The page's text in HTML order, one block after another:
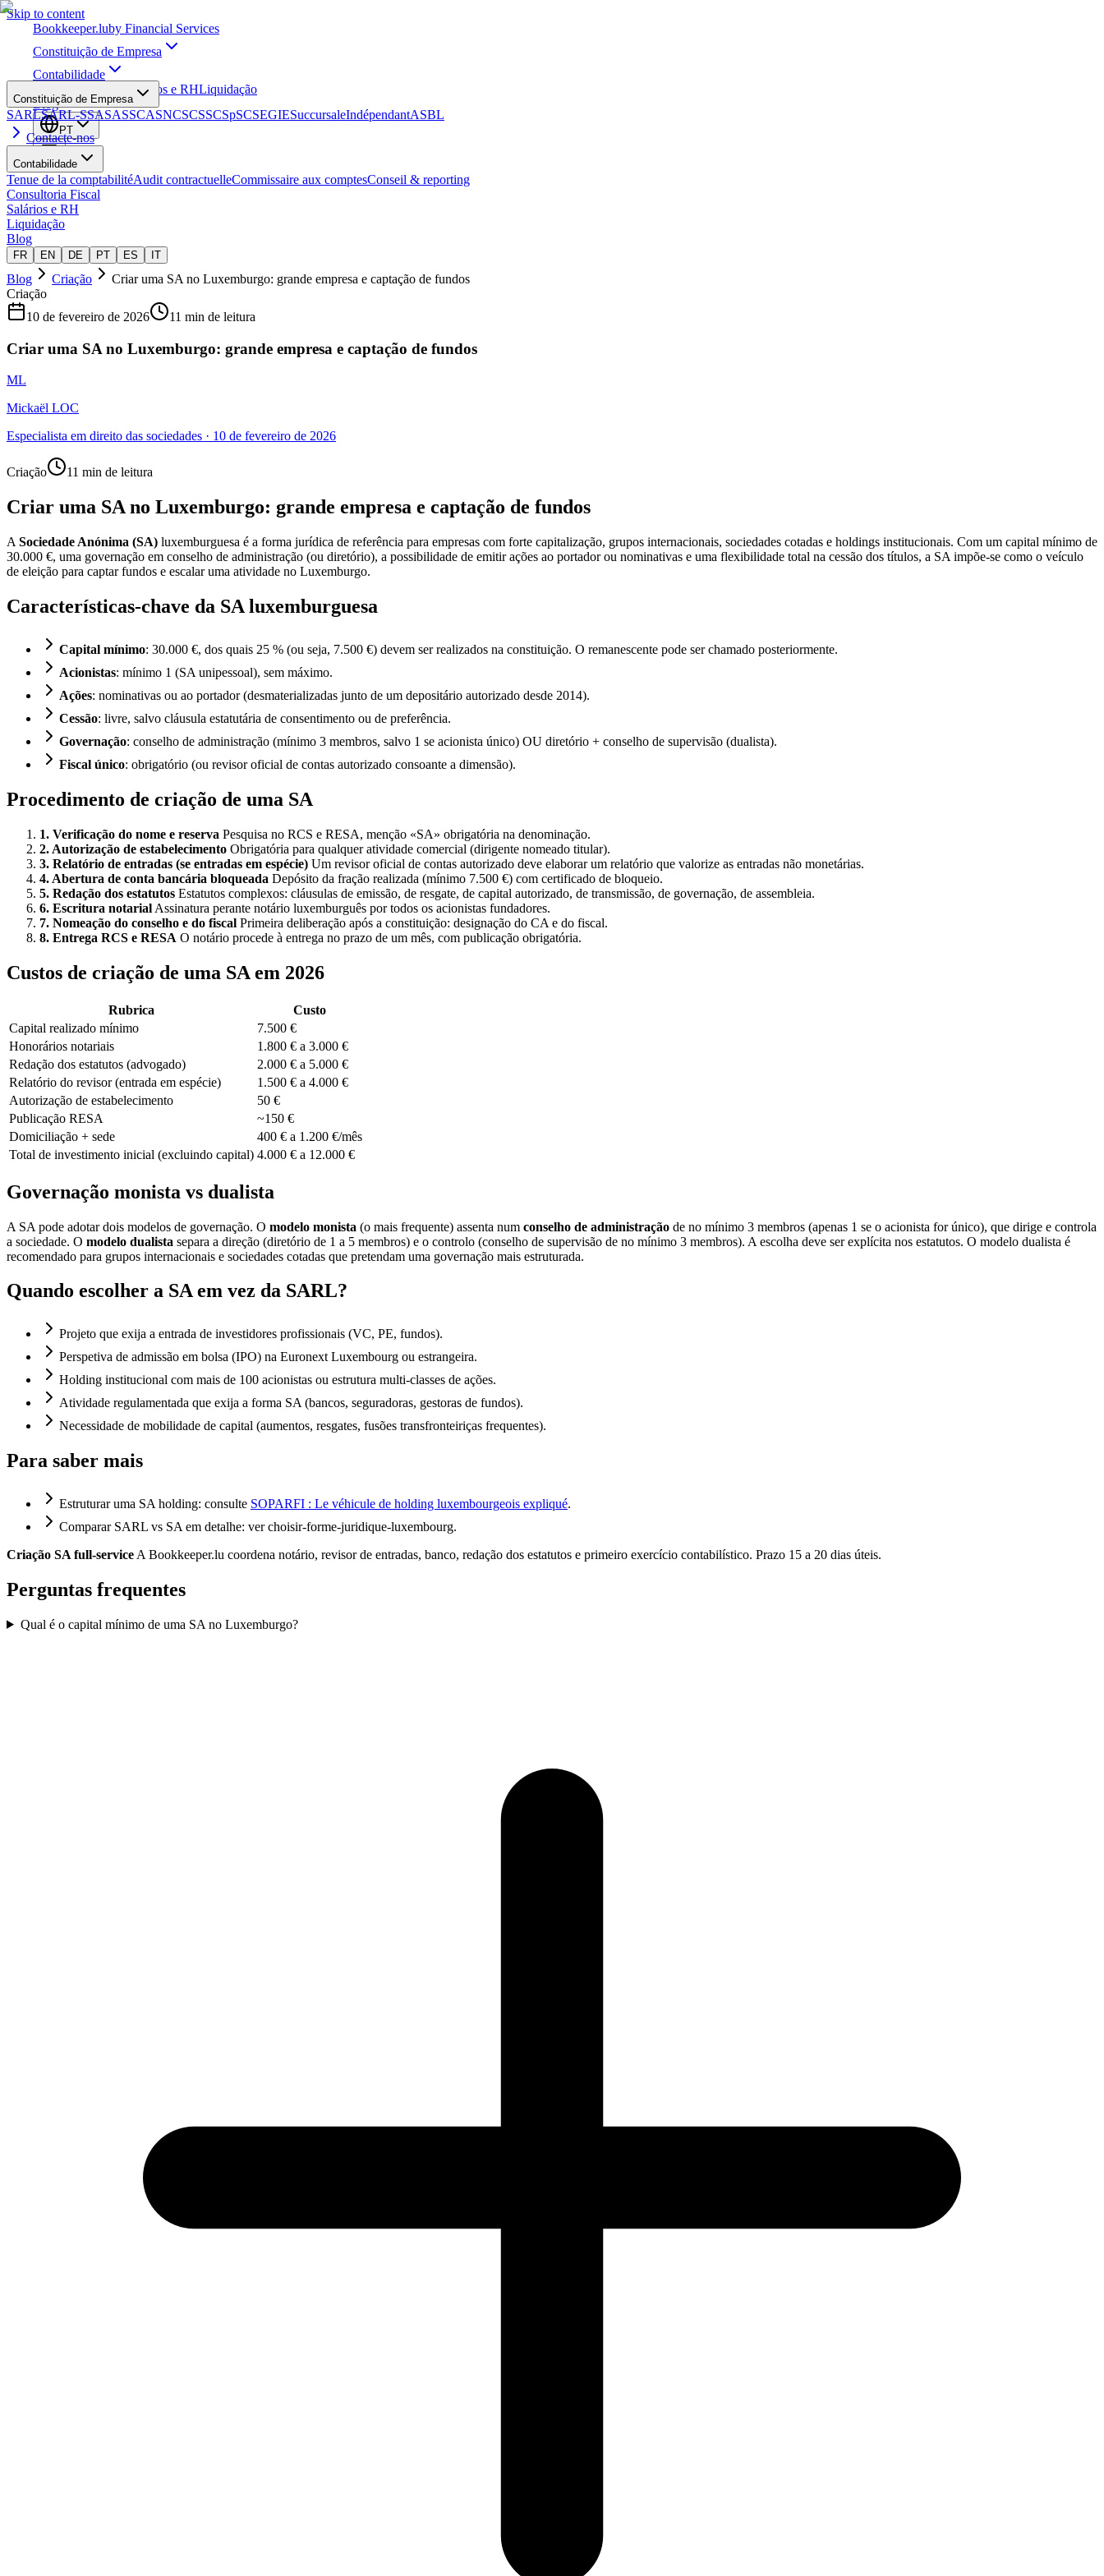
Skip to content
Bookkeeper.luby Financial Services
Constituição de Empresa
Contabilidade
Salários e RHLiquidação
Blog
PT
Constituição de Empresa
SARLSARL-SSASASSCASNCSCSSCSpSCSEGIESuccursaleIndépendantASBL
Contacte-nos
Contabilidade
Tenue de la comptabilitéAudit contractuelleCommissaire aux comptesConseil & reporting
Consultoria Fiscal
Salários e RH
Liquidação
Blog
FR EN DE PT ES IT
Blog Criação
Criar uma SA no Luxemburgo: grande empresa e captação de fundos
Criação
10 de fevereiro de 2026
11 min de leitura
Criar uma SA no Luxemburgo: grande empresa e captação de fundos
ML
Mickaël LOC
Especialista em direito das sociedades · 10 de fevereiro de 2026
Criação 11 min de leitura
Criar uma SA no Luxemburgo: grande empresa e captação de fundos
A Sociedade Anónima (SA) luxemburguesa é a forma jurídica de referência para empresas com forte capitalização, grupos internacionais, sociedades cotadas e holdings institucionais. Com um capital mínimo de
30.000 €, uma governação em conselho de administração (ou diretório), a possibilidade de emitir ações ao portador ou nominativas e uma flexibilidade total na cessão dos títulos, a SA impõe-se como o veículo
de eleição para captar fundos e escalar uma atividade no Luxemburgo.
Características-chave da SA luxemburguesa
Capital mínimo: 30.000 €, dos quais 25 % (ou seja, 7.500 €) devem ser realizados na constituição. O remanescente pode ser chamado posteriormente.
Acionistas: mínimo 1 (SA unipessoal), sem máximo.
Ações: nominativas ou ao portador (desmaterializadas junto de um depositário autorizado desde 2014).
Cessão: livre, salvo cláusula estatutária de consentimento ou de preferência.
Governação: conselho de administração (mínimo 3 membros, salvo 1 se acionista único) OU diretório + conselho de supervisão (dualista).
Fiscal único: obrigatório (ou revisor oficial de contas autorizado consoante a dimensão).
Procedimento de criação de uma SA
1. Verificação do nome e reserva Pesquisa no RCS e RESA, menção «SA» obrigatória na denominação.
2. Autorização de estabelecimento Obrigatória para qualquer atividade comercial (dirigente nomeado titular).
3. Relatório de entradas (se entradas em espécie) Um revisor oficial de contas autorizado deve elaborar um relatório que valorize as entradas não monetárias.
4. Abertura de conta bancária bloqueada Depósito da fração realizada (mínimo 7.500 €) com certificado de bloqueio.
5. Redação dos estatutos Estatutos complexos: cláusulas de emissão, de resgate, de capital autorizado, de transmissão, de governação, de assembleia.
6. Escritura notarial Assinatura perante notário luxemburguês por todos os acionistas fundadores.
7. Nomeação do conselho e do fiscal Primeira deliberação após a constituição: designação do CA e do fiscal.
8. Entrega RCS e RESA O notário procede à entrega no prazo de um mês, com publicação obrigatória.
Custos de criação de uma SA em 2026
Rubrica
Custo
Capital realizado mínimo
7.500 €
Honorários notariais
1.800 € a 3.000 €
Redação dos estatutos (advogado)
2.000 € a 5.000 €
Relatório do revisor (entrada em espécie)
1.500 € a 4.000 €
Autorização de estabelecimento
50 €
Publicação RESA
~150 €
Domiciliação + sede
400 € a 1.200 €/mês
Total de investimento inicial (excluindo capital) 4.000 € a 12.000 €
Governação monista vs dualista
A SA pode adotar dois modelos de governação. O modelo monista (o mais frequente) assenta num conselho de administração de no mínimo 3 membros (apenas 1 se o acionista for único), que dirige e controla
a sociedade. O modelo dualista separa a direção (diretório de 1 a 5 membros) e o controlo (conselho de supervisão de no mínimo 3 membros). A escolha deve ser explícita nos estatutos. O modelo dualista é
recomendado para grupos internacionais e sociedades cotadas que pretendam uma governação mais estruturada.
Quando escolher a SA em vez da SARL?
Projeto que exija a entrada de investidores profissionais (VC, PE, fundos).
Perspetiva de admissão em bolsa (IPO) na Euronext Luxembourg ou estrangeira.
Holding institucional com mais de 100 acionistas ou estrutura multi-classes de ações.
Atividade regulamentada que exija a forma SA (bancos, seguradoras, gestoras de fundos).
Necessidade de mobilidade de capital (aumentos, resgates, fusões transfronteiriças frequentes).
Para saber mais
Estruturar uma SA holding: consulte SOPARFI : Le véhicule de holding luxembourgeois expliqué.
Comparar SARL vs SA em detalhe: verchoisir-forme-juridique-luxembourg.
Criação SA full-service A Bookkeeper.lu coordena notário, revisor de entradas, banco, redação dos estatutos e primeiro exercício contabilístico. Prazo 15 a 20 dias úteis.
Perguntas frequentes
Qual é o capital mínimo de uma SA no Luxemburgo?